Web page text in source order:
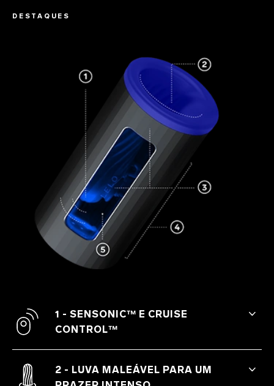
DESTAQUES
1 - SENSONIC™ E CRUISE
CONTROL™
e pela tecnologia patenteada Cruise
Control™ de controle da intensidade
2 - LUVA MALEÁVEL PARA UM